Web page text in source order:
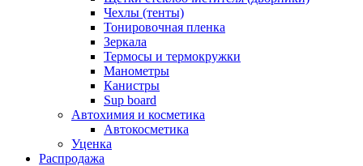
Чехлы (тенты)
Тонировочная пленка
Зеркалa
Термосы и термокружки
Манометры
Канистры
Sup board
Автохимия и косметика
Автокосметика
Уценка
Распродажа